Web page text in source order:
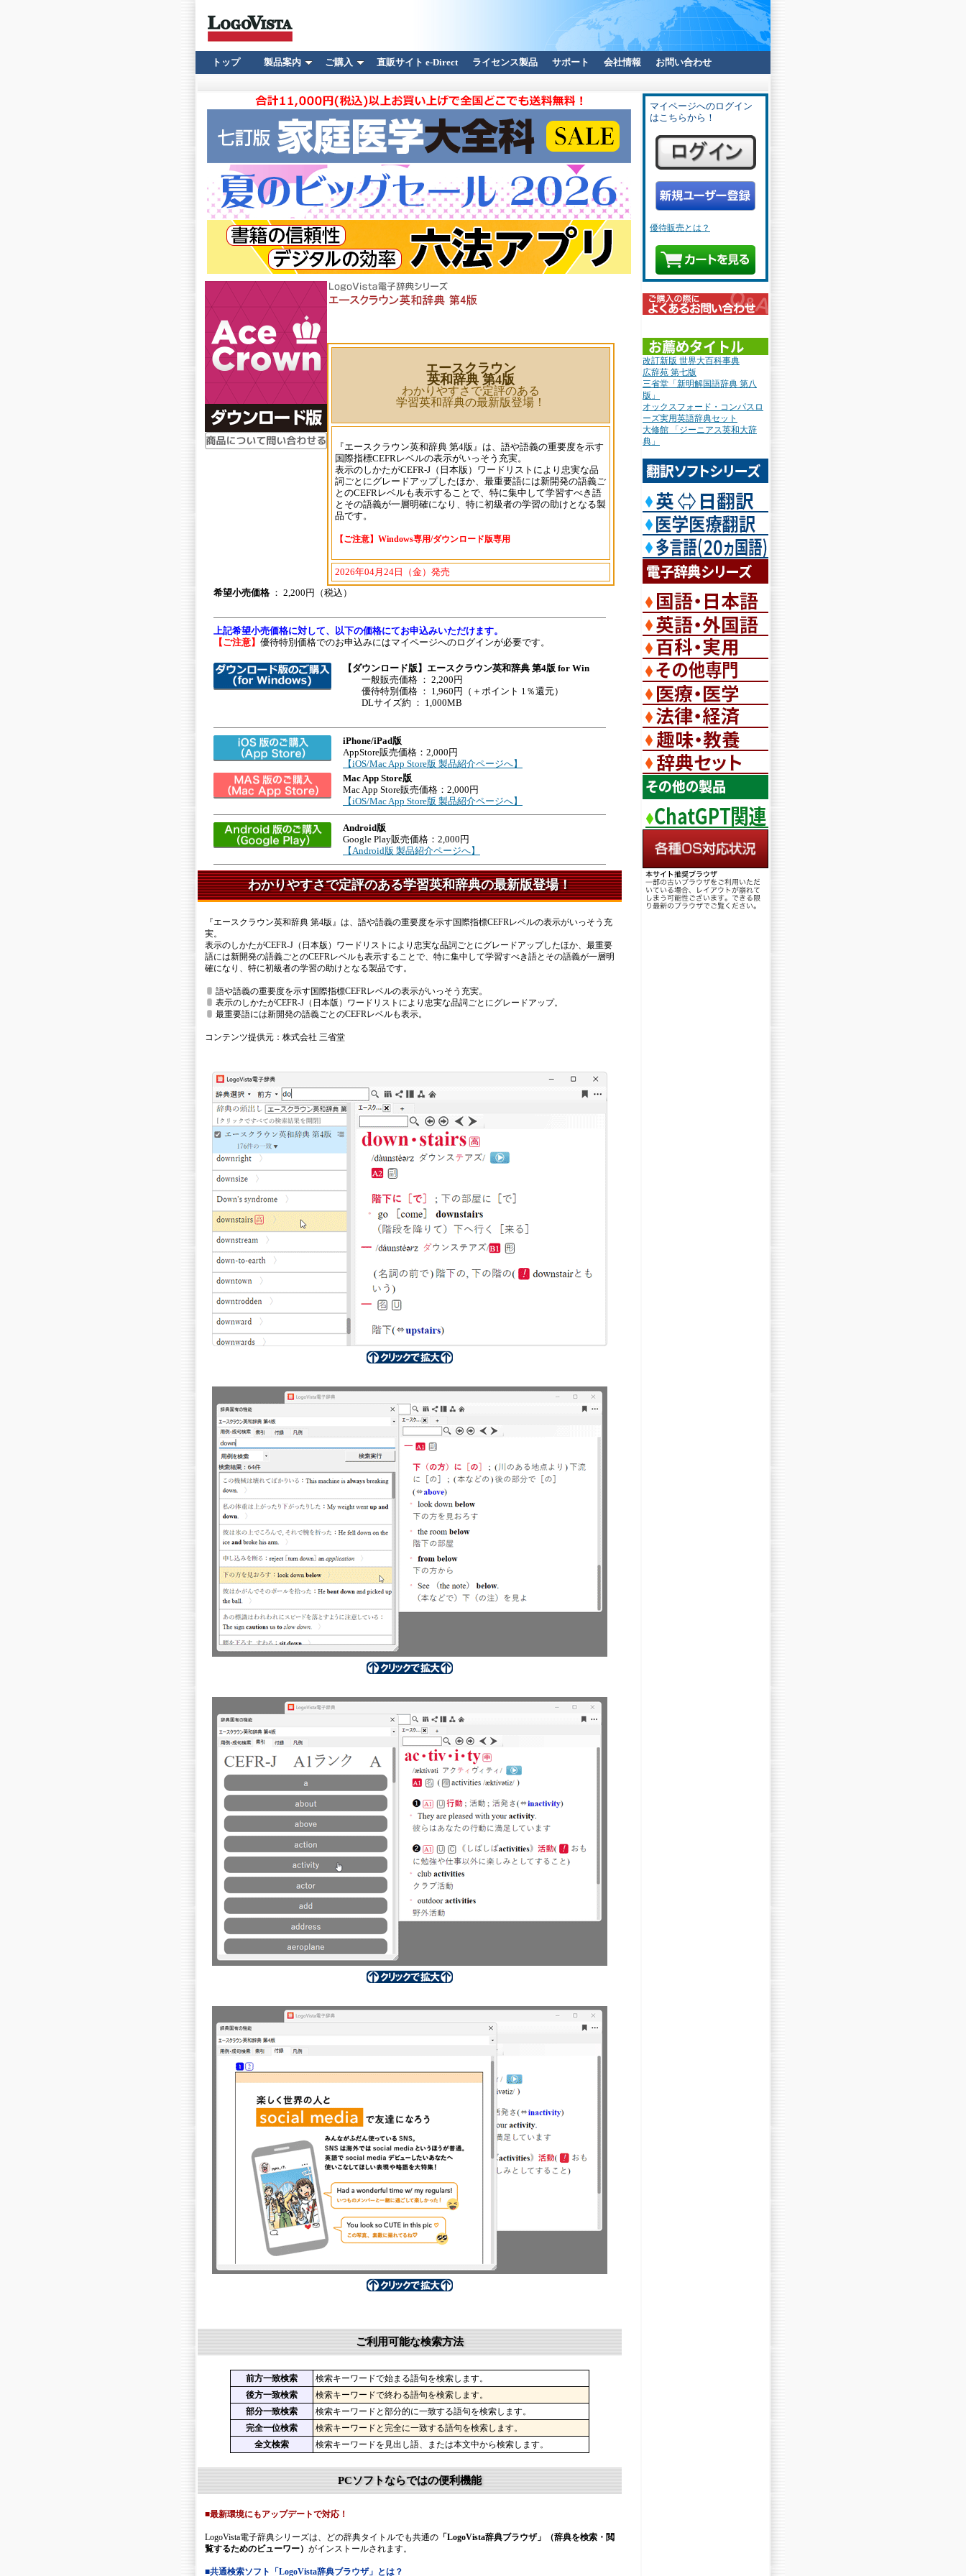
トップ 製品案内 ご購入 直販サイト e-Direct ライセンス製品 サポート 会社情報 お問い合わせ
エースクラウン
英和辞典 第4版
わかりやすさで定評のある
学習英和辞典の最新版登場！
『エースクラウン英和辞典 第4版』は、語や語義の重要度を示す
国際指標CEFRレベルの表示がいっそう充実。
表示のしかたがCEFR-J（日本版）ワードリストにより忠実な品
詞ごとにグレードアップしたほか、最重要語には新開発の語義ご
とのCEFRレベルも表示することで、特に集中して学習すべき語
とその語義が一層明確になり、特に初級者の学習の助けとなる製
品です。
【ご注意】Windows専用/ダウンロード版専用
2026年04月24日（金）発売
希望小売価格 ： 2,200円（税込）
上記希望小売価格に対して、以下の価格にてお申込みいただけます。
【ご注意】 優待特別価格でのお申込みにはマイページへのログインが必要です。
【ダウンロード版】エースクラウン英和辞典 第4版 for Win
一般販売価格 ： 2,200円
優待特別価格 ： 1,960円（＋ポイント 1％還元）
DLサイズ約 ： 1,000MB
iPhone/iPad版
AppStore販売価格：2,000円
【iOS/Mac App Store版 製品紹介ページへ】
Mac App Store版
Mac App Store販売価格：2,000円
【iOS/Mac App Store版 製品紹介ページへ】
Android版
Google Play販売価格：2,000円
【Android版 製品紹介ページへ】
わかりやすさで定評のある学習英和辞典の最新版登場！
『エースクラウン英和辞典 第4版』は、語や語義の重要度を示す国際指標CEFRレベルの表示がいっそう充
実。
表示のしかたがCEFR-J（日本版）ワードリストにより忠実な品詞ごとにグレードアップしたほか、最重要
語には新開発の語義ごとのCEFRレベルも表示することで、特に集中して学習すべき語とその語義が一層明
確になり、特に初級者の学習の助けとなる製品です。
語や語義の重要度を示す国際指標CEFRレベルの表示がいっそう充実。
表示のしかたがCEFR-J（日本版）ワードリストにより忠実な品詞ごとにグレードアップ。
最重要語には新開発の語義ごとのCEFRレベルも表示。
コンテンツ提供元：株式会社 三省堂
ご利用可能な検索方法
前方一致検索
検索キーワードで始まる語句を検索します。
後方一致検索
検索キーワードで終わる語句を検索します。
部分一致検索
検索キーワードと部分的に一致する語句を検索します。
完全一位検索
検索キーワードと完全に一致する語句を検索します。
全文検索
検索キーワードを見出し語、または本文中から検索します。
PCソフトならではの便利機能
■最新環境にもアップデートで対応！
LogoVista電子辞典シリーズは、どの辞典タイトルでも共通の 「LogoVista辞典ブラウザ」（辞典を検索・閲
覧するためのビューワー） がインストールされます。
■共通検索ソフト「LogoVista辞典ブラウザ」とは？
マイページへのログイン
はこちらから！
優待販売とは？
改訂新版 世界大百科事典
広辞苑 第七版
三省堂「新明解国語辞典 第八
版」
オックスフォード・コンパスロ
ーズ実用英語辞典セット
大修館 「ジーニアス英和大辞
典」